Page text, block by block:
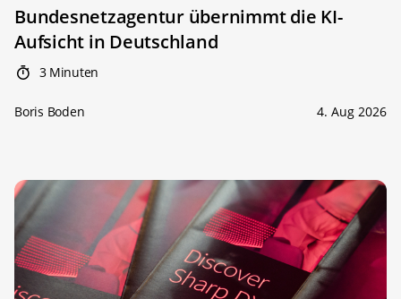
Bundesnetzagentur übernimmt die KI-
Aufsicht in Deutschland
3 Minuten
Boris Boden 4. Aug 2026